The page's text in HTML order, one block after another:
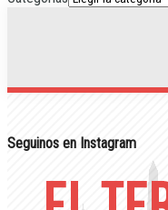
Seguinos en Instagram